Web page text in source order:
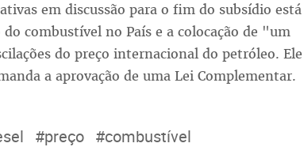
em discussão para o fim do subsídio está
combustível no País e a colocação de "um
do preço internacional do petróleo. Ele
a aprovação de uma Lei Complementar.
#preço #combustível